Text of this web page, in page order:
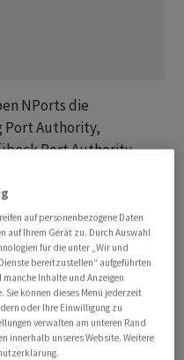
NPorts die
Port Authority,
Port Authority,
verfolgen
Angaben als
für Bund und Länder
kommenden Jahre -
Modernisierung der
auf personenbezogene Daten
auf Ihrem Gerät zu. Durch Auswahl
für die unter „Wir und
bereitzustellen“ aufgeführten
Inhalte und Anzeigen
Sie können dieses Menü jederzeit
oder Ihre Einwilligung zu
verwalten am unteren Rand
innerhalb unseres Website. Weitere